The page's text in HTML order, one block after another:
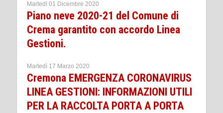
Martedì 01 Dicembre 2020
Piano neve 2020-21 del Comune di
Crema garantito con accordo Linea
Gestioni.
Martedì 17 Marzo 2020
Cremona EMERGENZA CORONAVIRUS
LINEA GESTIONI: INFORMAZIONI UTILI
PER LA RACCOLTA PORTA A PORTA